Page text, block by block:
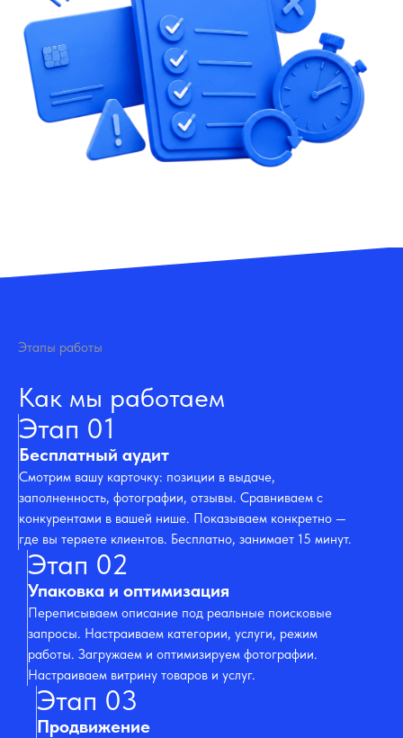
Этапы работы
Как мы работаем
Этап 01
Бесплатный аудит
Смотрим вашу карточку: позиции в выдаче,
заполненность, фотографии, отзывы. Сравниваем с
конкурентами в вашей нише. Показываем конкретно —
где вы теряете клиентов. Бесплатно, занимает 15 минут.
Этап 02
Упаковка и оптимизация
Переписываем описание под реальные поисковые
запросы. Настраиваем категории, услуги, режим
работы. Загружаем и оптимизируем фотографии.
Настраиваем витрину товаров и услуг.
Этап 03
Продвижение
НАЙДИ
КЛИЕНТОВ
УЖЕ СЕЙЧАС
Проведем экспресс-аудит вашего